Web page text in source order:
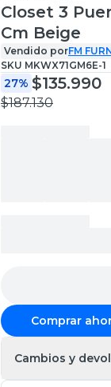
Closet 3
Cm Beige
Vendido porFM
SKU MKWX71GM6E-1
27% $135.990
$187.130
Comprar
Cambios y